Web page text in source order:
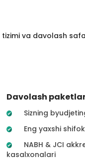
va davolash
Davolash
Sizning
Eng yaxshi
NABH & JCI
kasalxonalari